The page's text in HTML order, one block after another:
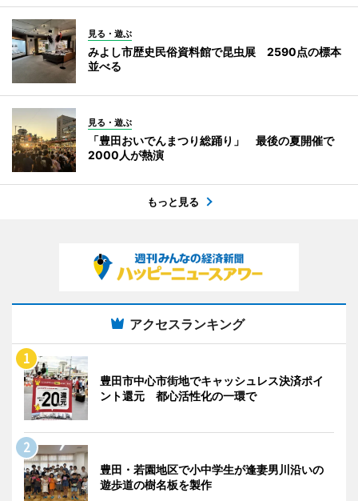
見る・遊ぶ
みよし市歴史民俗資料館で昆虫展 2590点の標本
並べる
見る・遊ぶ
「豊田おいでんまつり総踊り」 最後の夏開催で
2000人が熱演
もっと見る
アクセスランキング
豊田市中心市街地でキャッシュレス決済ポイ
ント還元 都心活性化の一環で
豊田・若園地区で小中学生が逢妻男川沿いの
遊歩道の樹名板を製作